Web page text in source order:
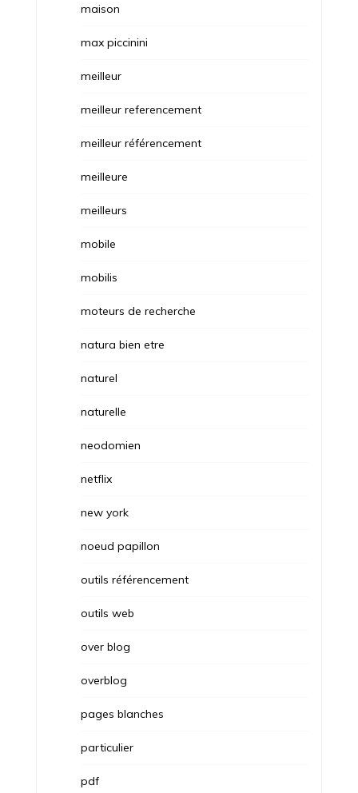
maison
max piccinini
meilleur
meilleur referencement
meilleur référencement
meilleure
meilleurs
mobile
mobilis
moteurs de recherche
natura bien etre
naturel
naturelle
neodomien
netflix
new york
noeud papillon
outils référencement
outils web
over blog
overblog
pages blanches
particulier
pdf